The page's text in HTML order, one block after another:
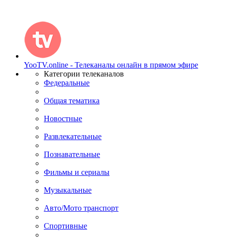
YooTV.online - Телеканалы онлайн в прямом эфире
Категории телеканалов
Федеральные
Общая тематика
Новостные
Развлекательные
Познавательные
Фильмы и сериалы
Музыкальные
Авто/Мото транспорт
Спортивные